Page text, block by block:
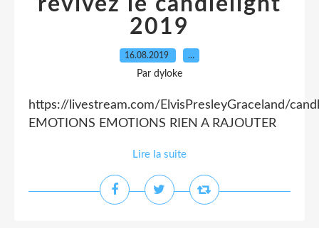
2019
16.08.2019 …
Par dyloke
https://livestream.com/ElvisPresleyGraceland/
EMOTIONS EMOTIONS RIEN A RAJOUTER
Lire la suite